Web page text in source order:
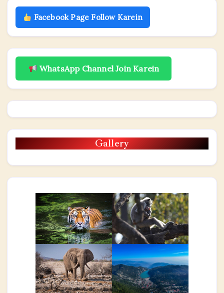
Facebook Page Follow Karein
WhatsApp Channel Join Karein
Gallery